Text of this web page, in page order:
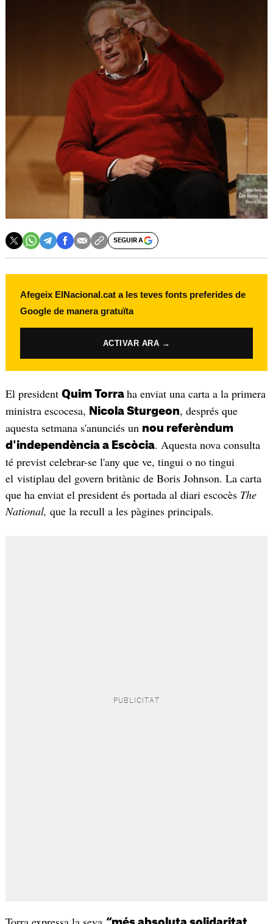
SEGUIR A
Afegeix ElNacional.cat a les teves fonts preferides de
Google de manera gratuïta
ACTIVAR ARA →
El president Quim Torra ha enviat una carta a la primera
ministra escocesa, Nicola Sturgeon, després que
aquesta setmana s'anunciés un nou referèndum
d'independència a Escòcia. Aquesta nova consulta
té previst celebrar-se l'any que ve, tingui o no tingui
el vistiplau del govern britànic de Boris Johnson. La carta
que ha enviat el president és portada al diari escocèsThe
National, que la recull a les pàgines principals.